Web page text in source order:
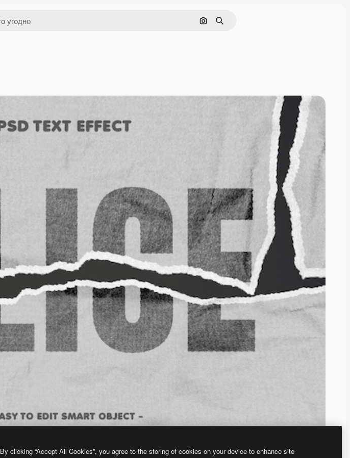
Поиск по изображению
Поиск
By clicking “Accept All Cookies”, you agree to the storing of cookies on your device to enhance site